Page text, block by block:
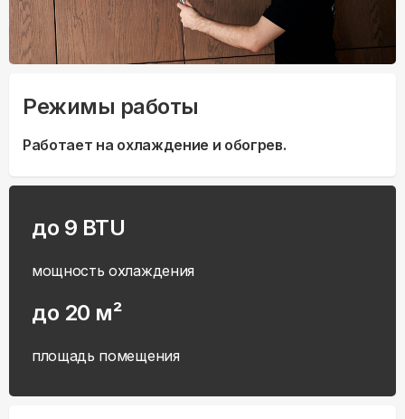
Режимы работы
Работает на охлаждение и обогрев.
до 9 BTU
мощность охлаждения
до 20 м²
площадь помещения